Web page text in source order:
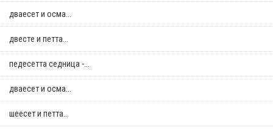
дваесет и осма...
двестe и петта...
педесетта седница -...
дваесет и осма...
шеесет и петта...